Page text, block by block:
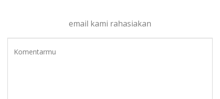
email kami rahasiakan